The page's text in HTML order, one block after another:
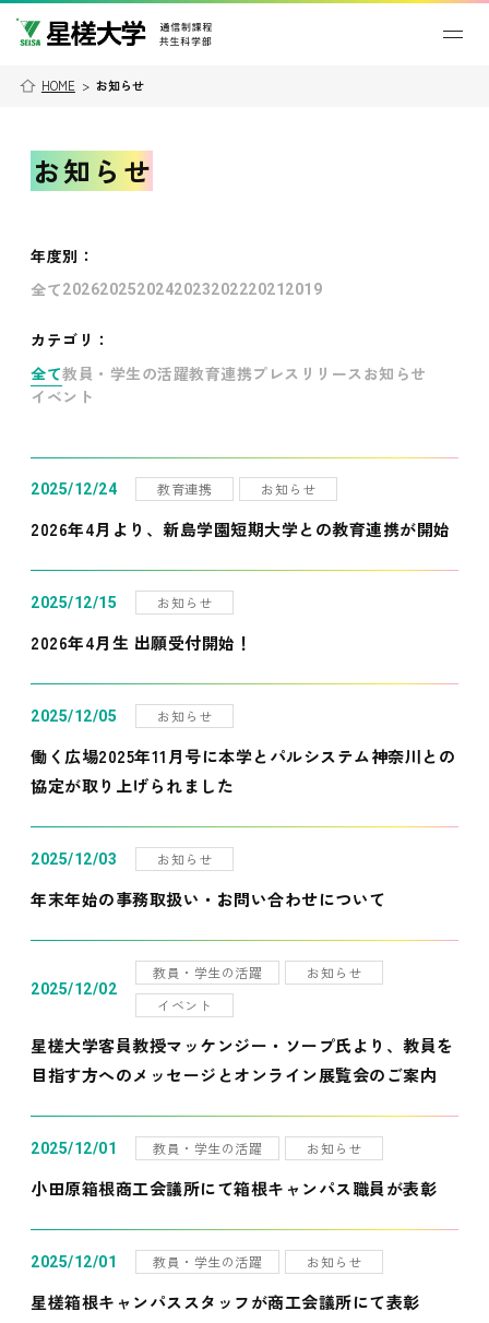
HOME > お知らせ
お知らせ
年度別 ：
全て202620252024202320222021 2019
カテゴリ：
全て教員・学生の活躍教育連携プレスリリース お知らせ
イベント
2025/12/24 教育連携 お知らせ
2026年4月より、新島学園短期大学との教育連携が開始
2025/12/15 お知らせ
2026年4月生 出願受付開始！
2025/12/05 お知らせ
働く広場2025年11月号に本学とパルシステム神奈川との
協定が取り上げられました
2025/12/03 お知らせ
年末年始の事務取扱い・お問い合わせについて
2025/12/02
教員・学生の活躍
お知らせ
イベント
星槎大学客員教授マッケンジー・ソープ氏より、教員を
目指す方へのメッセージとオンライン展覧会のご案内
2025/12/01 教員・学生の活躍 お知らせ
小田原箱根商工会議所にて箱根キャンパス職員が表彰
2025/12/01 教員・学生の活躍 お知らせ
星槎箱根キャンパススタッフが商工会議所にて表彰